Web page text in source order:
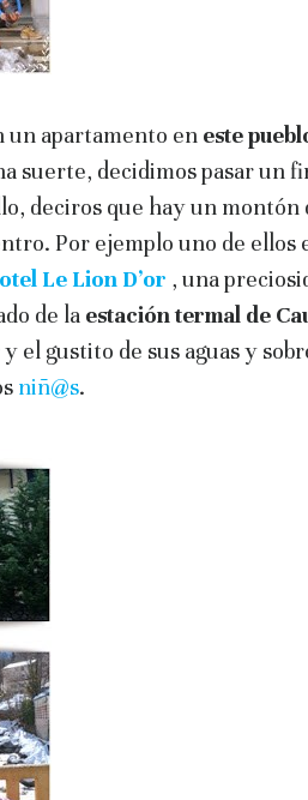
un apartamento en este
suerte, decidimos pasar un
deciros que hay un montón
Por ejemplo uno de ellos
Le Lion D’or , una
de la estación termal de
el gustito de sus aguas y
niñ@s.